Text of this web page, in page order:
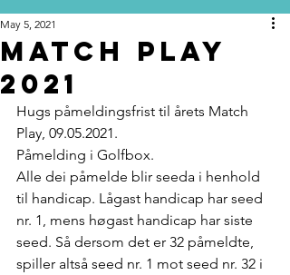
Match Play
2021
May 5, 2021
Hugs påmeldingsfrist til årets Match
Play, 09.05.2021.
Påmelding i Golfbox.
Alle dei påmelde blir seeda i henhold
til handicap. Lågast handicap har seed
nr. 1, mens høgast handicap har siste
seed. Så dersom det er 32 påmeldte,
spiller altså seed nr. 1 mot seed nr. 32 i